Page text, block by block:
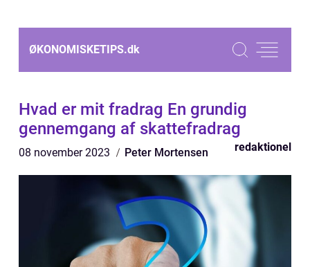
ØKONOMISKETIPS.dk
Hvad er mit fradrag En grundig
gennemgang af skattefradrag
08 november 2023 Peter Mortensen redaktionel